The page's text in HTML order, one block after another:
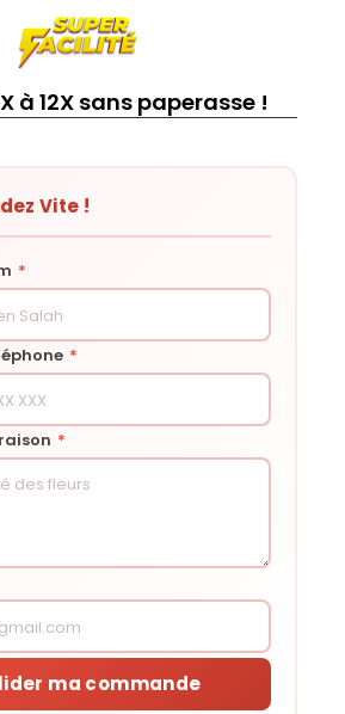
à 12X sans paperasse !
Vite !
*
*
*
ma commande